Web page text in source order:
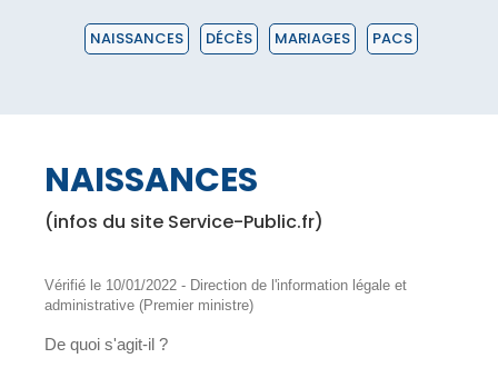
NAISSANCES DÉCÈS MARIAGES PACS
NAISSANCES
(infos du site Service-Public.fr)
Vérifié le 10/01/2022 - Direction de l'information légale et
administrative (Premier ministre)
De quoi s'agit-il ?